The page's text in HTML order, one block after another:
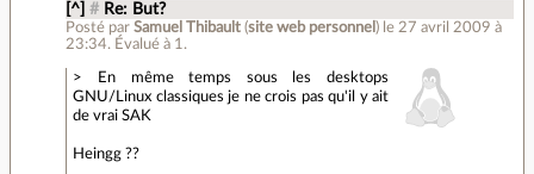
[^] # Re: But?
Posté parSamuel Thibault (site web personnel ) le 27 avril 2009 à
23:34. Évalué à 1.
> En même temps sous les desktops
GNU/Linux classiques je ne crois pas qu'il y ait
de vrai SAK
Heingg ??